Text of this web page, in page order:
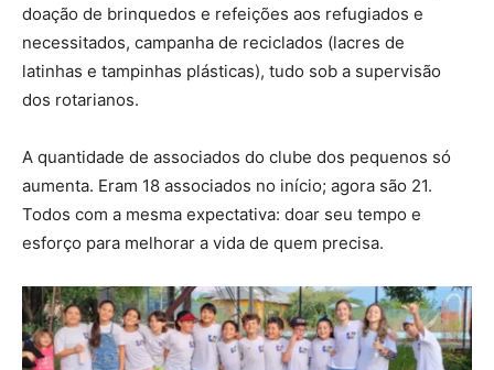
doação de brinquedos e refeições aos refugiados e
necessitados, campanha de reciclados (lacres de
latinhas e tampinhas plásticas), tudo sob a supervisão
dos rotarianos.
A quantidade de associados do clube dos pequenos só
aumenta. Eram 18 associados no início; agora são 21.
Todos com a mesma expectativa: doar seu tempo e
esforço para melhorar a vida de quem precisa.